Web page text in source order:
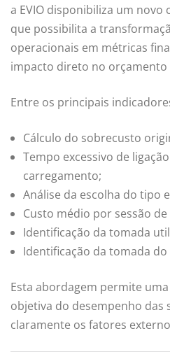
a EVIO disponibiliza um
que possibilita a
operacionais em métricas
impacto direto no orçamento
Entre os principais
Cálculo do sobrecusto
Tempo excessivo de
carregamento;
Análise da escolha do tipo
Custo médio por sessão
Identificação da tomada
Identificação da tomada
Esta abordagem permite
objetiva do desempenho das
claramente os fatores